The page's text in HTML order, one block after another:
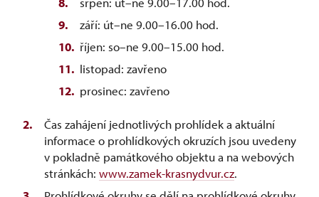
září: út–ne 9.00–16.00 hod.
říjen: so–ne 9.00–15.00 hod.
listopad: zavřeno
prosinec: zavřeno
Čas zahájení jednotlivých prohlídek a aktuální
informace o prohlídkových okruzích jsou uvedeny
v pokladně památkového objektu a na webových
stránkách: www.zamek-krasnydvur.cz.